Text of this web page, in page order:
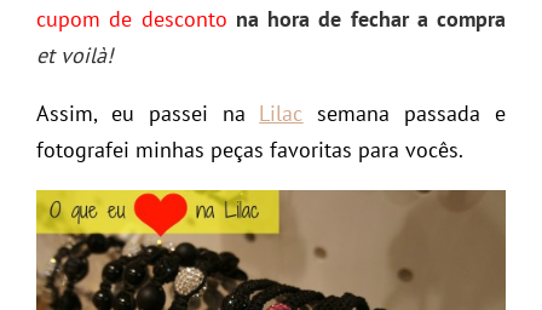
cupom de desconto na hora de fechar a compra
et voilà!
Assim, eu passei na Lilac semana passada e
fotografei minhas peças favoritas para vocês.